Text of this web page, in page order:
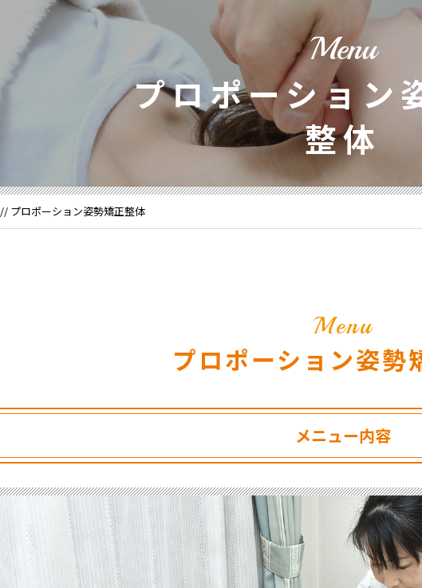
Menu
プロポーション
整体
// プロポーション姿勢矯正整体
Menu
プロポーション姿勢
メニュー内容